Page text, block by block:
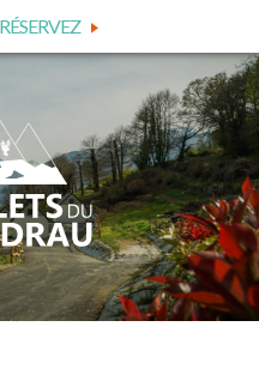
RÉSERVEZ